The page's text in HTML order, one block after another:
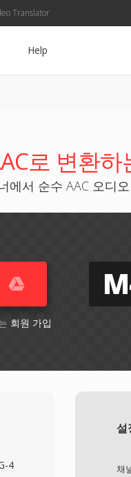
Translator
Help
로 변환하
에서 순수 AAC 오디
회원 가입
설
채
4